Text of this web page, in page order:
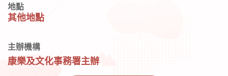
地點
其他地點
主辦機構
康樂及文化事務署主辦